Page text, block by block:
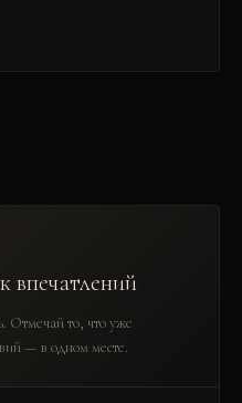
впечатлений
Отмечай то, что уже
— в одном месте.